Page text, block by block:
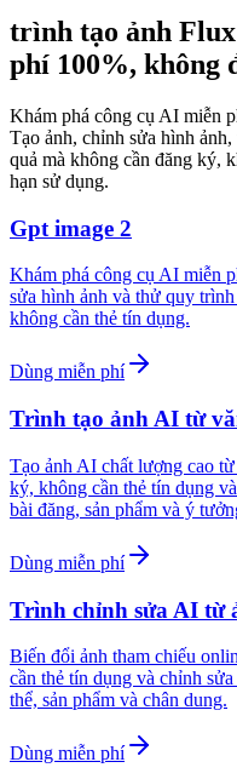
trình tạo ảnh
phí 100%, không
Khám phá công cụ AI miễn
Tạo ảnh, chỉnh sửa hình
quả mà không cần đăng ký,
hạn sử dụng.
Gpt image 2
Khám phá công cụ AI miễn
sửa hình ảnh và thử quy
không cần thẻ tín dụng.
Dùng miễn phí
Trình tạo ảnh AI từ
Tạo ảnh AI chất lượng cao
ký, không cần thẻ tín dụng
bài đăng, sản phẩm và ý
Dùng miễn phí
Trình chỉnh sửa AI từ
Biến đổi ảnh tham chiếu
cần thẻ tín dụng và chỉnh
thể, sản phẩm và chân dung.
Dùng miễn phí